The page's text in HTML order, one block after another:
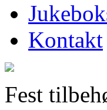
Kontakt
Fest